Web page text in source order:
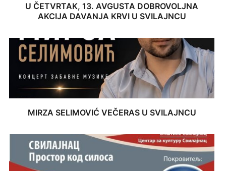
U ČETVRTAK, 13. AVGUSTA DOBROVOLJNA
AKCIJA DAVANJA KRVI U SVILAJNCU
MIRZA SELIMOVIĆ VEČERAS U SVILAJNCU